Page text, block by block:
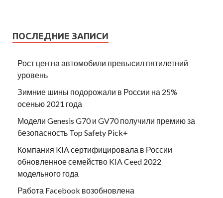
ПОСЛЕДНИЕ ЗАПИСИ
Рост цен на автомобили превысил пятилетний
уровень
Зимние шины подорожали в России на 25%
осенью 2021 года
Модели Genesis G70 и GV70 получили премию за
безопасность Top Safety Pick+
Компания KIA сертифицировала в России
обновленное семейство KIA Ceed 2022
модельного года
Работа Facebook возобновлена